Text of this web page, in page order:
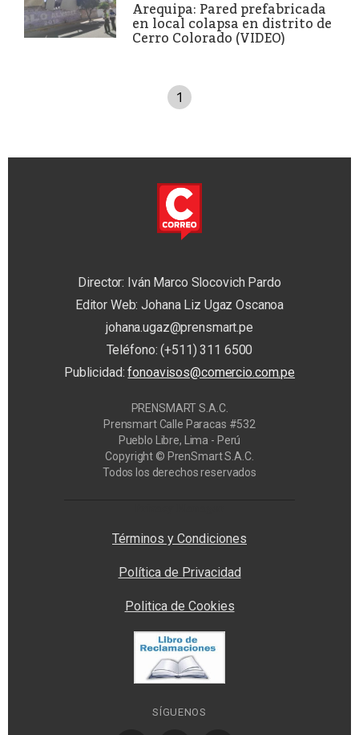
Arequipa: Pared prefabricada
en local colapsa en distrito de
Cerro Colorado (VIDEO)
1
Director: Iván Marco Slocovich Pardo
Editor Web: Johana Liz Ugaz Oscanoa
johana.ugaz@prensmart.pe
Teléfono: (+511) 311 6500
Publicidad:fonoavisos@comercio.com.pe
PRENSMART S.A.C.
Prensmart Calle Paracas #532
Pueblo Libre, Lima - Perú
Copyright © PrenSmart S.A.C.
Todos los derechos reservados
Términos y Condiciones
Política de Privacidad
Politica de Cookies
SÍGUENOS